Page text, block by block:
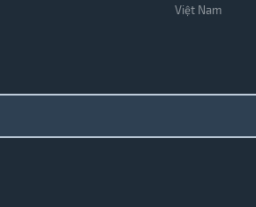
Việt Nam